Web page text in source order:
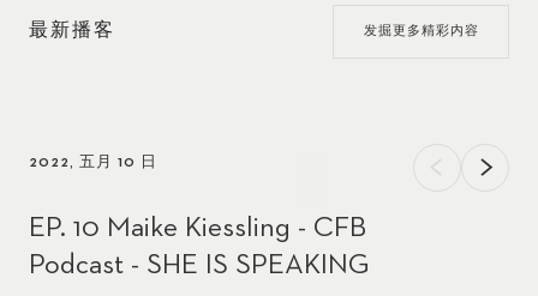
最新播客 发掘更多精彩内容
2022, 五月 10 日
EP. 10 Maike Kiessling - CFB
Podcast - SHE IS SPEAKING